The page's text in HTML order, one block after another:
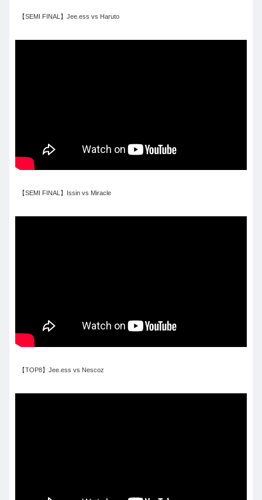
【SEMI FINAL】Jee.ess vs Haruto
【SEMI FINAL】Issin vs Miracle
【TOP8】Jee.ess vs Nescoz